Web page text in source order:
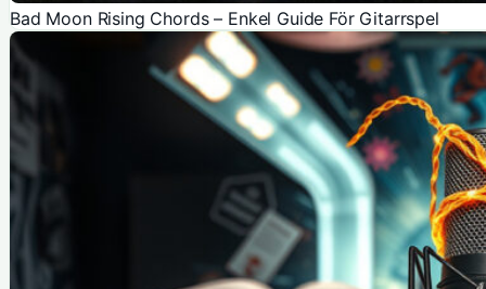
Bad Moon Rising Chords – Enkel Guide För Gitarrspel